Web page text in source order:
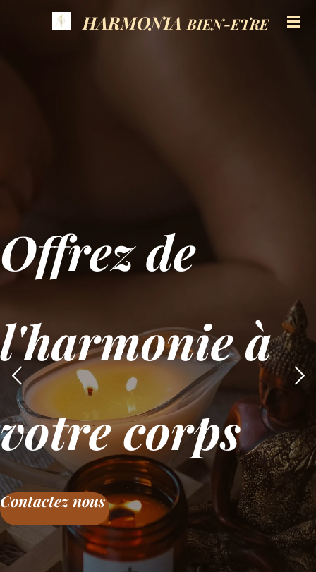
HARMONIA BIEN-ETRE
Offrez de
l'harmonie à
votre corps
Contactez nous